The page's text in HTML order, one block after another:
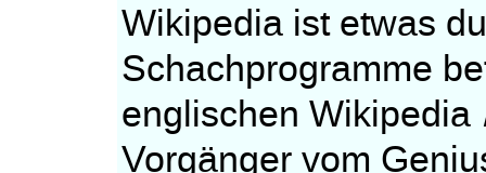
Wikipedia ist etwas
Schachprogramme
englischen Wikipedia
Vorgänger vom